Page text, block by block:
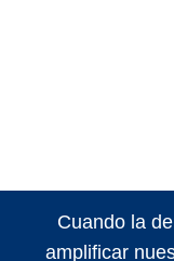
Cuando la
amplificar